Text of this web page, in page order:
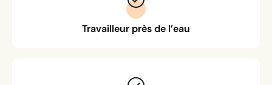
Travailleur près de l’eau